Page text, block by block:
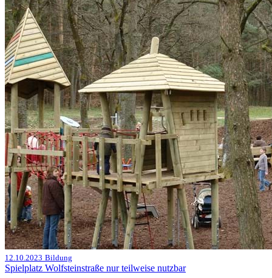
12.10.2023 Bildung
Spielplatz Wolfsteinstraße nur teilweise nutzbar